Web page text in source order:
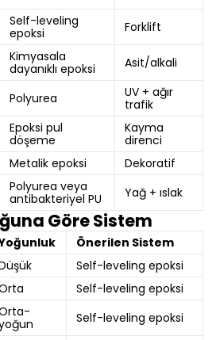
Self-leveling
epoksi
Forklift
Kimyasala
dayanıklı epoksi
Asit/alkali
Polyurea
UV + ağır
trafik
Epoksi pul
döşeme
Kayma
direnci
Metalik epoksi
Dekoratif
Polyurea veya
antibakteriyel PU
Yağ + ıslak
Göre Sistem
Önerilen Sistem
Self-leveling epoksi
Self-leveling epoksi
Self-leveling epoksi